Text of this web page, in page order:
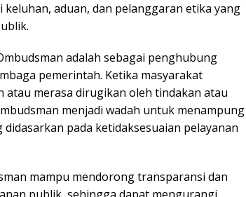
aduan, dan pelanggaran etika yang
adalah sebagai penghubung
pemerintah. Ketika masyarakat
atau merasa dirugikan oleh tindakan atau
menjadi wadah untuk menampung
pada ketidaksesuaian pelayanan
mampu mendorong transparansi dan